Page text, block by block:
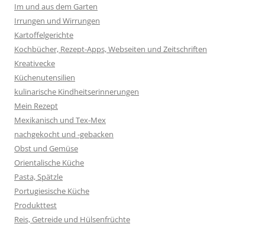
Im und aus dem Garten
Irrungen und Wirrungen
Kartoffelgerichte
Kochbücher, Rezept-Apps, Webseiten und Zeitschriften
Kreativecke
Küchenutensilien
kulinarische Kindheitserinnerungen
Mein Rezept
Mexikanisch und Tex-Mex
nachgekocht und -gebacken
Obst und Gemüse
Orientalische Küche
Pasta, Spätzle
Portugiesische Küche
Produkttest
Reis, Getreide und Hülsenfrüchte